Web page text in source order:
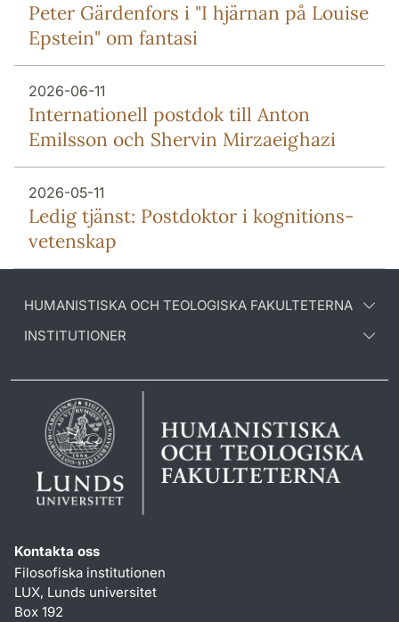
Peter Gärdenfors i "I hjärnan på Louise
Epstein" om fantasi
2026-06-11
Internationell postdok till Anton
Emilsson och Shervin Mirzaeighazi
2026-05-11
Ledig tjänst: Postdoktor i kognitions-
vetenskap
HUMANISTISKA OCH TEOLOGISKA FAKULTETERNA
INSTITUTIONER
Kontakta oss
Filosofiska institutionen
LUX, Lunds universitet
Box 192